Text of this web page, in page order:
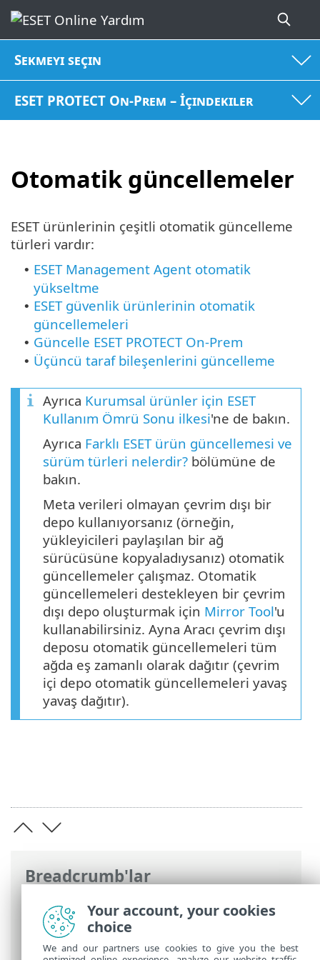
Sekmeyi seçin
ESET PROTECT On-Prem – İçindekiler
Otomatik güncellemeler
Breadcrumb'lar
ESET Online Yardım>ESET PROTECT On-
Prem>ESET PROTECT On-Prem Ürününü
Kullanma
> Otomatik güncellemeler
ESET ürünlerinin çeşitli otomatik güncelleme
türleri vardır:
• ESET Management Agent otomatik
yükseltme
• ESET güvenlik ürünlerinin otomatik
güncellemeleri
• Güncelle ESET PROTECT On-Prem
• Üçüncü taraf bileşenlerini güncelleme
Ayrıca Kurumsal ürünler için ESET
Kullanım Ömrü Sonu ilkesi'ne de bakın.
Ayrıca Farklı ESET ürün güncellemesi ve
sürüm türleri nelerdir? bölümüne de
bakın.
Meta verileri olmayan çevrim dışı bir
depo kullanıyorsanız (örneğin,
yükleyicileri paylaşılan bir ağ
sürücüsüne kopyaladıysanız) otomatik
güncellemeler çalışmaz. Otomatik
güncellemeleri destekleyen bir çevrim
dışı depo oluşturmak için Mirror Tool'u
kullanabilirsiniz. Ayna Aracı çevrim dışı
deposu otomatik güncellemeleri tüm
ağda eş zamanlı olarak dağıtır (çevrim
içi depo otomatik güncellemeleri yavaş
yavaş dağıtır).
Your account, your cookies
choice
We and our partners use cookies to give you the best